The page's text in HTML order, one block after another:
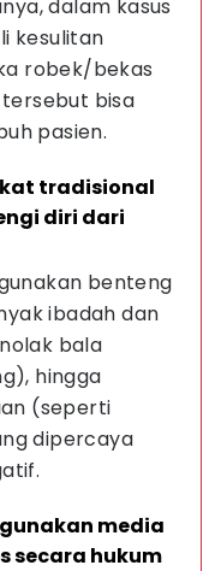
dalam kasus
kesulitan
robek/bekas
bisa
pasien.
tradisional
diri dari
benteng
ibadah dan
bala
hingga
(seperti
dipercaya
media
secara hukum